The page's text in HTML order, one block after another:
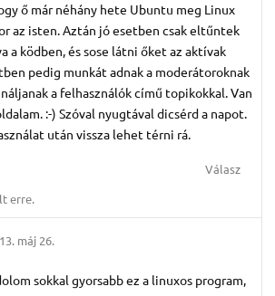
ő már néhány hete Ubuntu meg Linux
az isten. Aztán jó esetben csak eltűntek
a ködben, és sose látni őket az aktívak
pedig munkát adnak a moderátoroknak
a felhasználók című topikokkal. Van
:-) Szóval nyugtával dicsérd a napot.
után vissza lehet térni rá.
Válasz
erre.
máj 26.
sokkal gyorsabb ez a linuxos program,